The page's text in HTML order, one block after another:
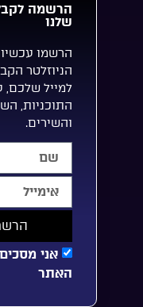
הרשמה
שלנו
הרשמו
הניוזלטר
למייל שלכם,
התוכניות,
והשירים.
אני
האתר